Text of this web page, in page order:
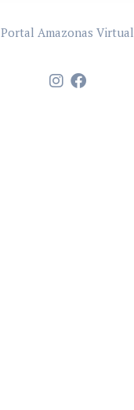
Portal Amazonas Virtual